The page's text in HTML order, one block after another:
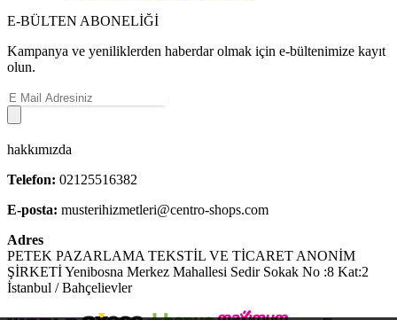
E-BÜLTEN ABONELİĞİ
Kampanya ve yeniliklerden haberdar olmak için e-bültenimize kayıt
olun.
hakkımızda
Telefon: 02125516382
E-posta: musterihizmetleri@centro-shops.com
Adres
PETEK PAZARLAMA TEKSTİL VE TİCARET ANONİM
ŞİRKETİ Yenibosna Merkez Mahallesi Sedir Sokak No :8 Kat:2
İstanbul / Bahçelievler